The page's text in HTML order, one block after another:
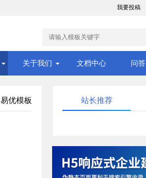
我要投稿
关于我们 文档中心 问答
易优模板 站长推荐